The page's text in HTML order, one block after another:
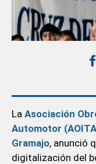
La Asociación
Automotor
Gramajo, anunció
digitalización del